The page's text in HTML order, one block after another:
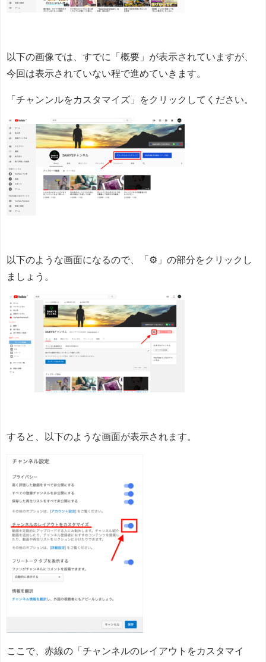
以下の画像では、すでに「概要」が表示されていますが、
今回は表示されていない程で進めていきます。
「チャンンルをカスタマイズ」をクリックしてください。
以下のような画面になるので、「⚙」の部分をクリックし
ましょう。
すると、以下のような画面が表示されます。
ここで、赤線の「チャンネルのレイアウトをカスタマイ